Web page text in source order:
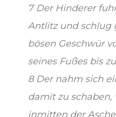
7 Der Hinderer
Antlitz und schlug
bösen Geschwür
seines Fußes bis
8 Der nahm sich
damit zu schaben,
inmitten der Asche